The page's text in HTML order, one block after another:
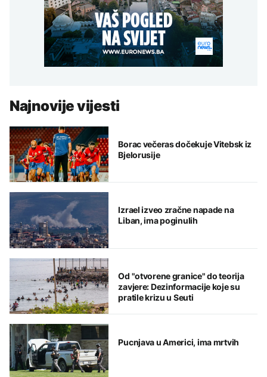
Najnovije vijesti
Borac večeras dočekuje Vitebsk iz
Bjelorusije
Izrael izveo zračne napade na
Liban, ima poginulih
Od "otvorene granice" do teorija
zavjere: Dezinformacije koje su
pratile krizu u Seuti
Pucnjava u Americi, ima mrtvih